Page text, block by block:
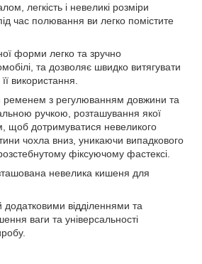
легкість і невеликі розміри
час полювання ви легко помістите
форми легко та зручно
та дозволяє швидко витягувати
використання.
з регулюванням довжини та
ручкою, розташування якої
щоб дотримуватися невеликого
чохла вниз, уникаючи випадкового
фіксуючому фастексі.
невелика кишеня для
відділеннями та
ваги та універсальності